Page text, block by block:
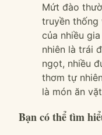
Mứt đào
truyền thống
của nhiều
nhiên là trái
ngọt, nhiều
thơm tự
là món ăn
Bạn có thể tìm